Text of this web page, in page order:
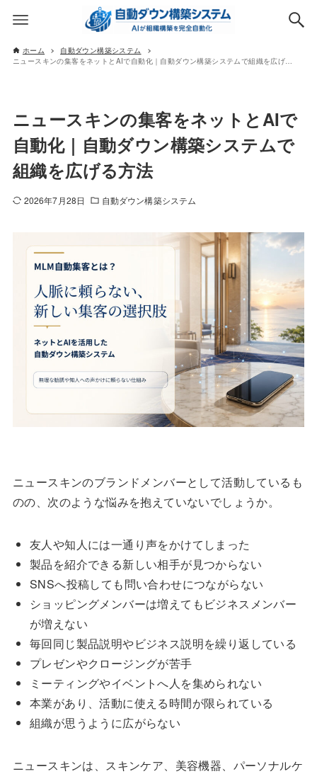
ホーム
自動ダウン構築システム
ニュースキンの集客をネットとAIで自動化｜自動ダウン構築システムで組織を広げる方法
ニュースキンの集客をネットとAIで
自動化｜自動ダウン構築システムで
組織を広げる方法
2026年7月28日 自動ダウン構築システム
ニュースキンのブランドメンバーとして活動しているも
のの、次のような悩みを抱えていないでしょうか。
友人や知人には一通り声をかけてしまった
製品を紹介できる新しい相手が見つからない
SNSへ投稿しても問い合わせにつながらない
ショッピングメンバーは増えてもビジネスメンバー
が増えない
毎回同じ製品説明やビジネス説明を繰り返している
プレゼンやクロージングが苦手
ミーティングやイベントへ人を集められない
本業があり、活動に使える時間が限られている
組織が思うように広がらない
ニュースキンは、スキンケア、美容機器、パーソナルケ